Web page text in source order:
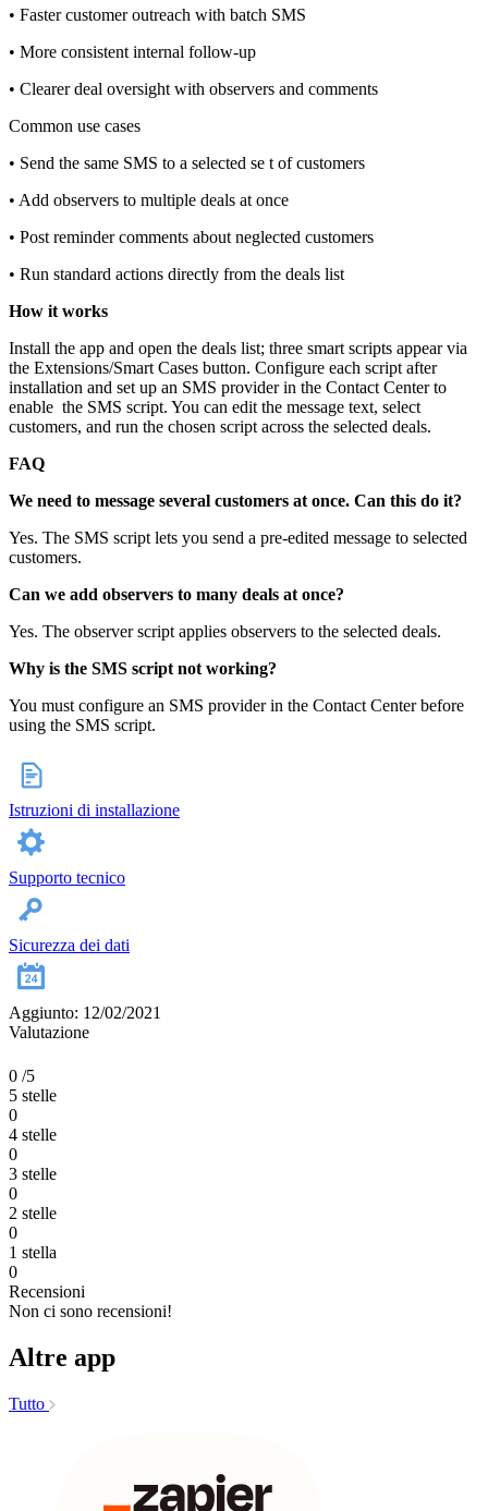
• Faster customer outreach with batch SMS
• More consistent internal follow‑up
• Clearer deal oversight with observers and comments
Common use cases
• Send the same SMS to a selected se t of customers
• Add observers to multiple deals at once
• Post reminder comments about neglected customers
• Run standard actions directly from the deals list
How it works
Install the app and open the deals list; three smart scripts appear via
the Extensions/Smart Cases button. Configure each script after
installation and set up an SMS provider in the Contact Center to
enable the SMS script. You can edit the message text, select
customers, and run the chosen script across the selected deals.
FAQ
We need to message several customers at once. Can this do it?
Yes. The SMS script lets you send a pre‑edited message to selected
customers.
Can we add observers to many deals at once?
Yes. The observer script applies observers to the selected deals.
Why is the SMS script not working?
You must configure an SMS provider in the Contact Center before
using the SMS script.
Istruzioni di installazione
Supporto tecnico
Sicurezza dei dati
Aggiunto: 12/02/2021
Valutazione
0 /5
5 stelle
0
4 stelle
0
3 stelle
0
2 stelle
0
1 stella
0
Recensioni
Non ci sono recensioni!
Altre app
Tutto